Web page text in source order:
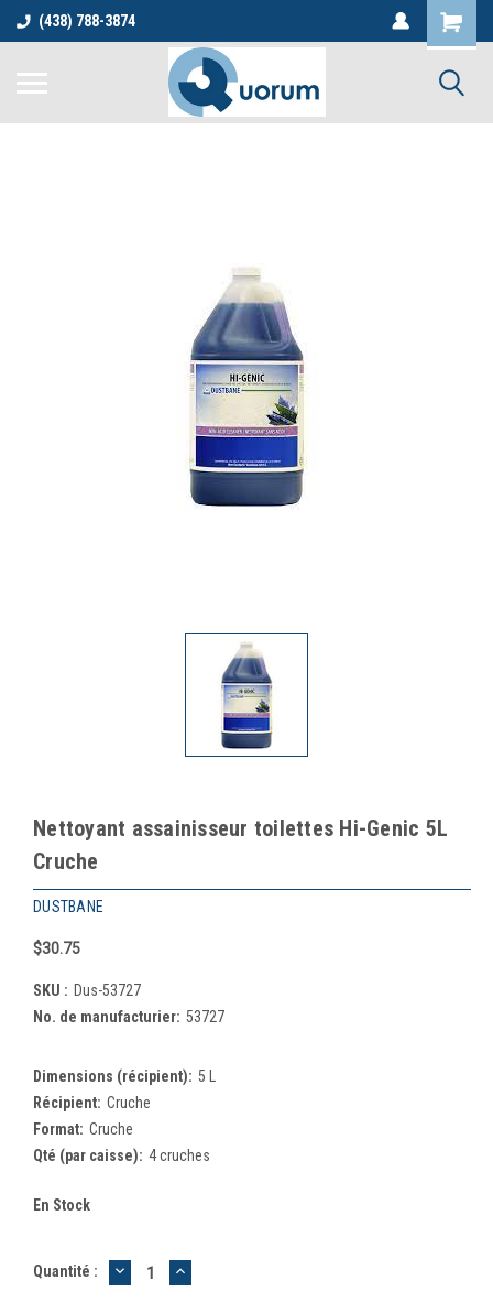
(438) 788-3874
Nettoyant assainisseur toilettes Hi-Genic 5L
Cruche
DUSTBANE
$30.75
SKU : Dus-53727
No. de manufacturier: 53727
Dimensions (récipient): 5 L
Récipient: Cruche
Format: Cruche
Qté (par caisse): 4 cruches
En Stock
Quantité : DIMINUER
LA
AUGMENTER
LA